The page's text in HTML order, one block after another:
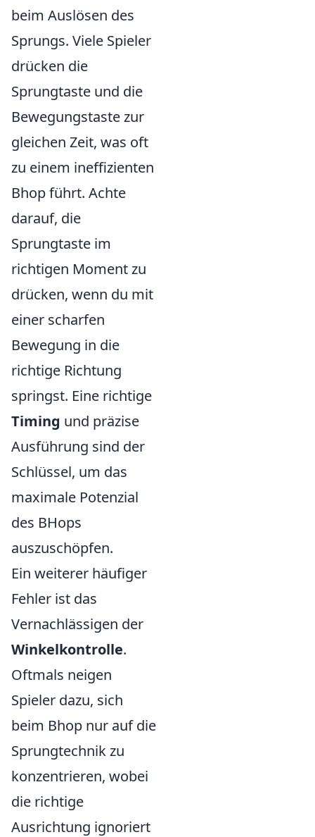
beim Auslösen des
Sprungs. Viele Spieler
drücken die
Sprungtaste und die
Bewegungstaste zur
gleichen Zeit, was oft
zu einem ineffizienten
Bhop führt. Achte
darauf, die
Sprungtaste im
richtigen Moment zu
drücken, wenn du mit
einer scharfen
Bewegung in die
richtige Richtung
springst. Eine richtige
Timing und präzise
Ausführung sind der
Schlüssel, um das
maximale Potenzial
des BHops
auszuschöpfen.
Ein weiterer häufiger
Fehler ist das
Vernachlässigen der
Winkelkontrolle.
Oftmals neigen
Spieler dazu, sich
beim Bhop nur auf die
Sprungtechnik zu
konzentrieren, wobei
die richtige
Ausrichtung ignoriert